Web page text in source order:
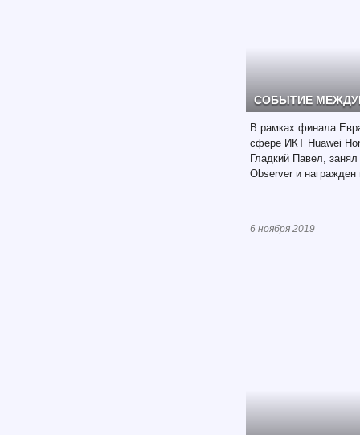
СОБЫТИЕ
В рамках финала
сфере ИКТ Huawei
Гладкий Павел,
Observer и награжден
6 ноября 2019